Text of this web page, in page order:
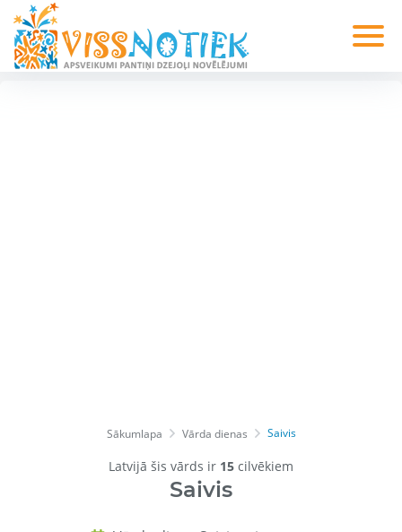
Sākumlapa Vārda dienas Saivis
Latvijā šis vārds ir 15 cilvēkiem
Saivis